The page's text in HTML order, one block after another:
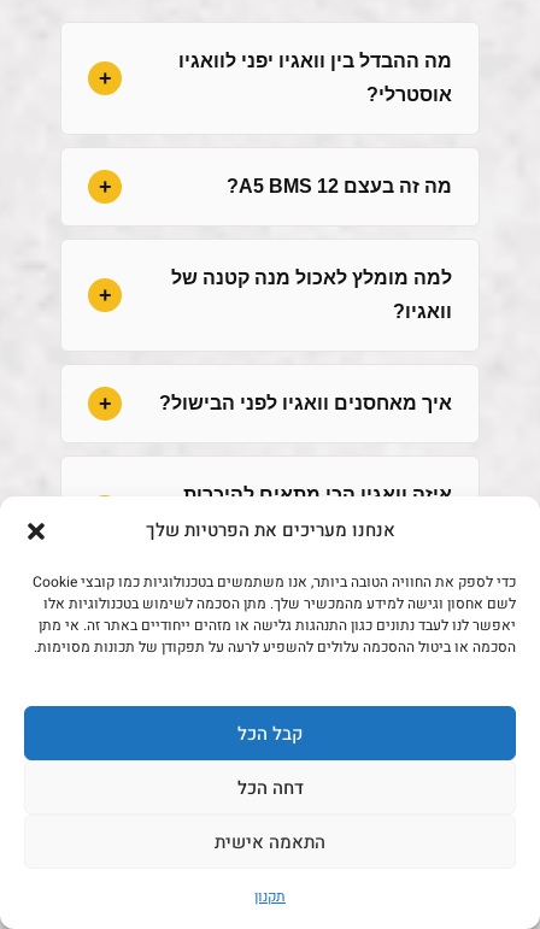
אנחנו מעריכים את הפרטיות שלך
כדי לספק את החוויה הטובה ביותר, אנו משתמשים בטכנולוגיות כמו קובצי Cookie
לשם אחסון וגישה למידע מהמכשיר שלך. מתן הסכמה לשימוש בטכנולוגיות אלו
יאפשר לנו לעבד נתונים כגון התנהגות גלישה או מזהים ייחודיים באתר זה. אי מתן
הסכמה או ביטול ההסכמה עלולים להשפיע לרעה על תפקודן של תכונות מסוימות.
קבל הכל
דחה הכל
התאמה אישית
תקנון
מה ההבדל בין וואגיו יפני לוואגיו
אוסטרלי?
מה זה בעצם A5 BMS 12?
למה מומלץ לאכול מנה קטנה של
וואגיו?
איך מאחסנים וואגיו לפני הבישול?
איזה וואגיו הכי מתאים להיכרות
ראשונה?
האם הוואגיו אצלכם כשר?